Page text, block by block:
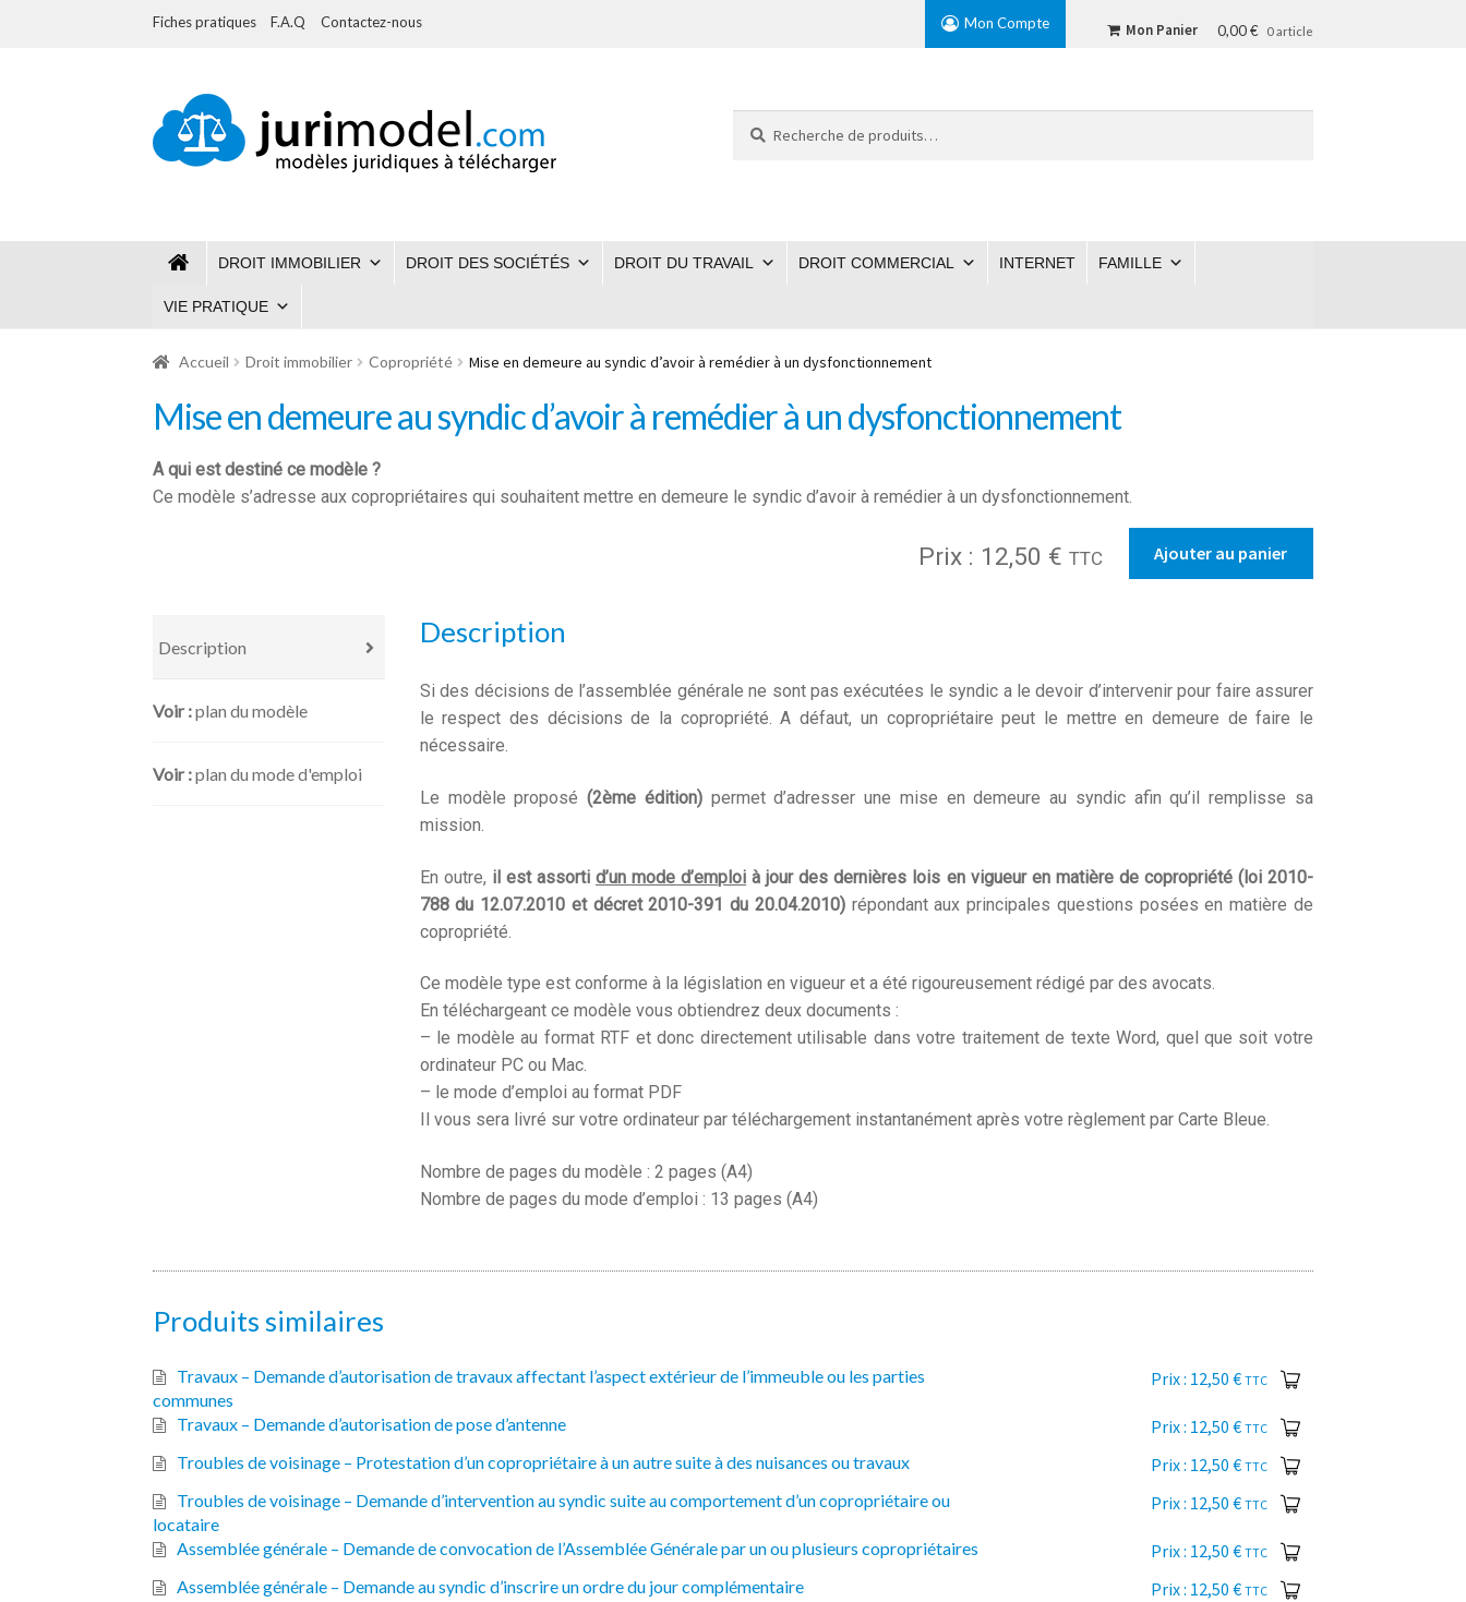
Fiches pratiques F.A.Q Contactez-nous Mon Compte Mon Panier 0,00 € 0 article
Aller
à
la
Aller
au
contenu
pour :
DROIT IMMOBILIER DROIT DES SOCIÉTÉS DROIT DU TRAVAIL DROIT COMMERCIAL INTERNET FAMILLE
VIE PRATIQUE
Accueil Droit immobilier Copropriété Mise en demeure au syndic d’avoir à remédier à un dysfonctionnement
Mise en demeure au syndic d’avoir à remédier à un dysfonctionnement
A qui est destiné ce modèle ?
Ce modèle s’adresse aux copropriétaires qui souhaitent mettre en demeure le syndic d’avoir à remédier à un dysfonctionnement.
syndic
d'avoir
remédier
dysfonctionnement
Ajouter au panier
12,50 € TTC
Description
plan du modèle
plan du mode d'emploi
Description
Si des décisions de l’assemblée générale ne sont pas exécutées le syndic a le devoir d’intervenir pour faire assurer
le respect des décisions de la copropriété. A défaut, un copropriétaire peut le mettre en demeure de faire le
nécessaire.
Le modèle proposé(2ème édition)permet d’adresser une mise en demeure au syndic afin qu’il remplisse sa
mission.
En outre, il est assortid’un mode d’emploi à jour des dernières lois en vigueur en matière de copropriété (loi 2010-
788 du 12.07.2010 et décret 2010-391 du 20.04.2010) répondant aux principales questions posées en matière de
copropriété.
Ce modèle type est conforme à la législation en vigueur et a été rigoureusement rédigé par des avocats.
En téléchargeant ce modèle vous obtiendrez deux documents :
– le modèle au format RTF et donc directement utilisable dans votre traitement de texte Word, quel que soit votre
ordinateur PC ou Mac.
– le mode d’emploi au format PDF
Il vous sera livré sur votre ordinateur par téléchargement instantanément après votre règlement par Carte Bleue.
Nombre de pages du modèle : 2 pages (A4)
Nombre de pages du mode d’emploi : 13 pages (A4)
Produits similaires
Travaux – Demande d’autorisation de travaux affectant l’aspect extérieur de l’immeuble ou les parties
communes
12,50€ TTC
Travaux – Demande d’autorisation de pose d’antenne 12,50€ TTC
Troubles de voisinage – Protestation d’un copropriétaire à un autre suite à des nuisances ou travaux 12,50€ TTC
Troubles de voisinage – Demande d’intervention au syndic suite au comportement d’un copropriétaire ou
locataire
12,50€ TTC
Assemblée générale – Demande de convocation de l’Assemblée Générale par un ou plusieurs copropriétaires 12,50€ TTC
Assemblée générale – Demande au syndic d’inscrire un ordre du jour complémentaire 12,50€ TTC